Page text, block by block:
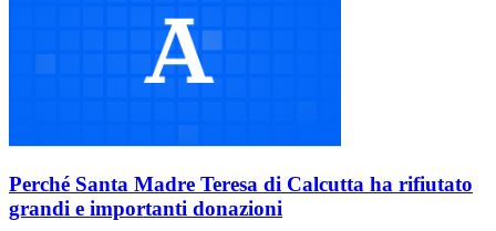
Perché Santa Madre Teresa di Calcutta ha rifiutato
grandi e importanti donazioni